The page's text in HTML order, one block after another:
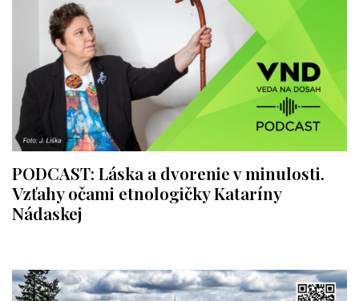
PODCAST: Láska a dvorenie v minulosti.
Vzťahy očami etnologičky Kataríny
Nádaskej